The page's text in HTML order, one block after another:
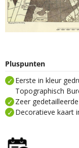
Pluspunten
Eerste in kleur
Topographisch
Zeer
Decoratieve kaart